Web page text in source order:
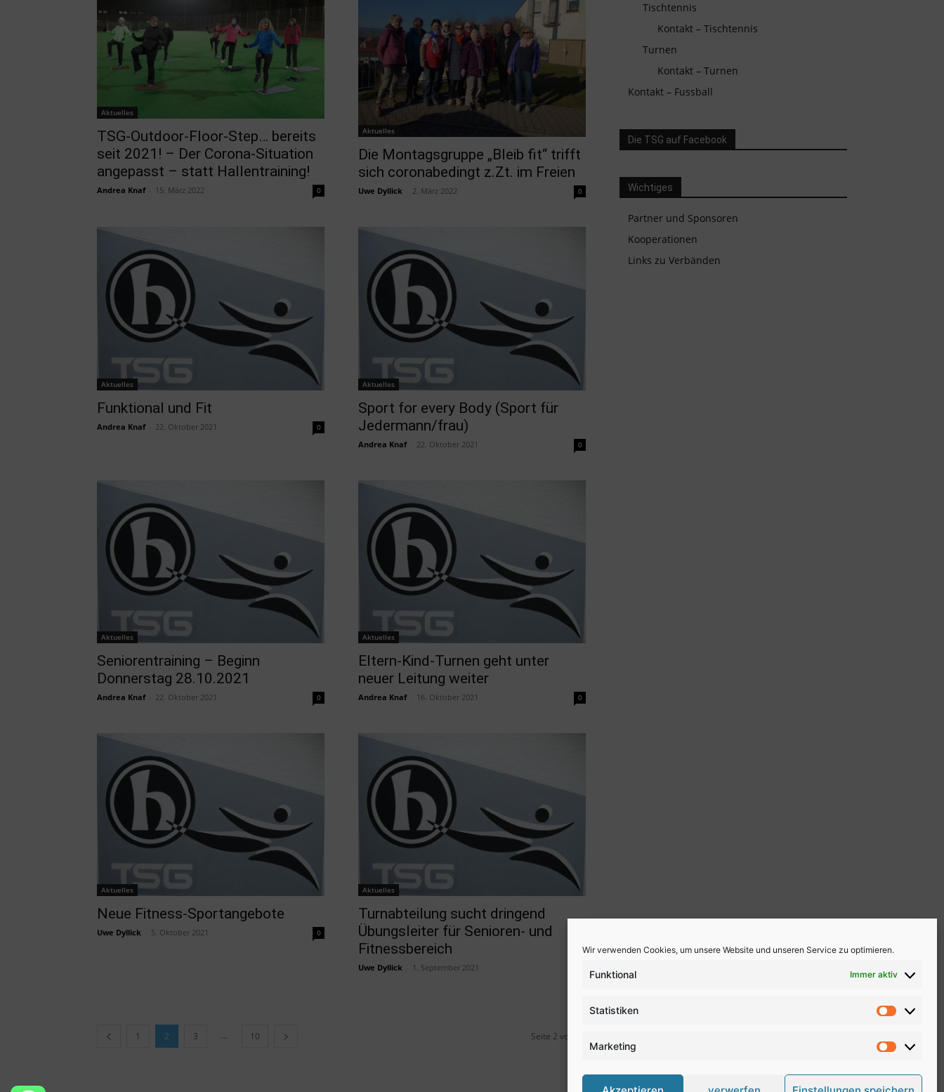
Wir verwenden Cookies, um unsere Website und unseren Service zu optimieren.
Funktional Immer aktiv
Statistiken
Marketing
Marketing
Aktuelles
TSG-Outdoor-Floor-Step… bereits
seit 2021! – Der Corona-Situation
angepasst – statt Hallentraining!
Andrea Knaf 15. März 2022 0
Aktuelles
Die Montagsgruppe „Bleib fit“ trifft
sich coronabedingt z.Zt. im Freien
Uwe Dyllick 2. März 2022 0
Aktuelles
Funktional und Fit
Andrea Knaf 22. Oktober 2021 0
Aktuelles
Sport for every Body (Sport für
Jedermann/frau)
Andrea Knaf 22. Oktober 2021 0
Aktuelles
Seniorentraining – Beginn
Donnerstag 28.10.2021
Andrea Knaf 22. Oktober 2021 0
Aktuelles
Eltern-Kind-Turnen geht unter
neuer Leitung weiter
Andrea Knaf 16. Oktober 2021 0
Aktuelles
Neue Fitness-Sportangebote
Uwe Dyllick 5. Oktober 2021 0
Aktuelles
Turnabteilung sucht dringend
Übungsleiter für Senioren- und
Fitnessbereich
Uwe Dyllick 1. September 2021
1 2 3 ... 10 Seite 2 von 10
Tischtennis
Kontakt – Tischtennis
Turnen
Kontakt – Turnen
Kontakt – Fussball
Die TSG auf Facebook
Wichtiges
Partner und Sponsoren
Kooperationen
Links zu Verbänden